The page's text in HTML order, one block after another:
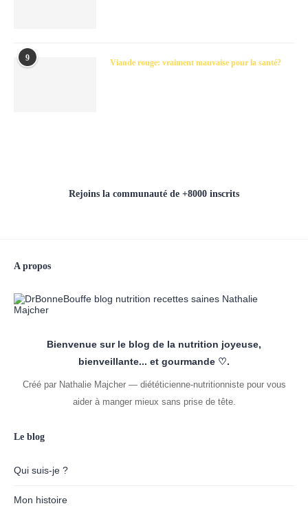
9 Viande rouge: vraiment mauvaise pour la santé?
Rejoins la communauté de +8000 inscrits
A propos
Bienvenue sur le blog de la nutrition joyeuse,
bienveillante... et gourmande ♡.
Créé par Nathalie Majcher — diététicienne-nutritionniste pour vous
aider à manger mieux sans prise de tête.
Le blog
Qui suis-je ?
Mon histoire